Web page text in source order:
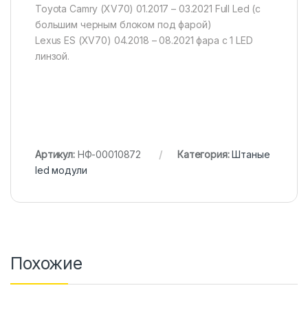
Toyota Camry (XV70) 01.2017 – 03.2021 Full Led (с
большим черным блоком под фарой)
Lexus ES (XV70) 04.2018 – 08.2021 фара с 1 LED
линзой.
Артикул: НФ-00010872 Категория:Штаные
led модули
Похожие